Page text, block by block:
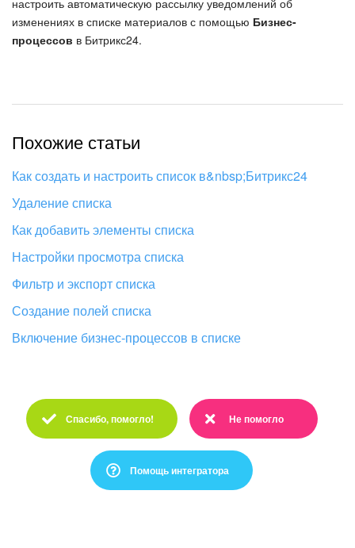
настроить автоматическую рассылку уведомлений об
изменениях в списке материалов с помощью Бизнес-
процессов в Битрикс24.
Похожие статьи
Как создать и настроить список в&nbsp;Битрикс24
Удаление списка
Как добавить элементы списка
Настройки просмотра списка
Фильтр и экспорт списка
Создание полей списка
Включение бизнес-процессов в списке
Спасибо, помогло!
Спасибо :)
Не помогло
Очень жаль :(
Помощь интегратора